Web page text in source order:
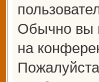
Обычно вы
на